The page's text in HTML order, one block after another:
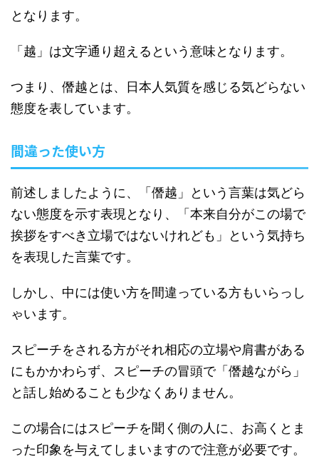
となります。
「越」は文字通り超えるという意味となります。
つまり、僭越とは、日本人気質を感じる気どらない
態度を表しています。
間違った使い方
前述しましたように、「僭越」という言葉は気どら
ない態度を示す表現となり、「本来自分がこの場で
挨拶をすべき立場ではないけれども」という気持ち
を表現した言葉です。
しかし、中には使い方を間違っている方もいらっし
ゃいます。
スピーチをされる方がそれ相応の立場や肩書がある
にもかかわらず、スピーチの冒頭で「僭越ながら」
と話し始めることも少なくありません。
この場合にはスピーチを聞く側の人に、お高くとま
った印象を与えてしまいますので注意が必要です。